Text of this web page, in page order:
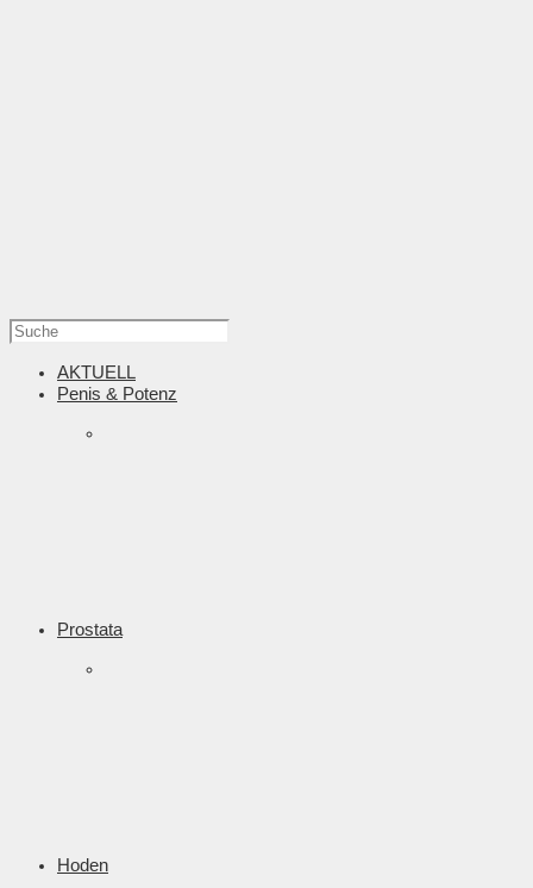
AKTUELL
Penis & Potenz
Prostata
Hoden